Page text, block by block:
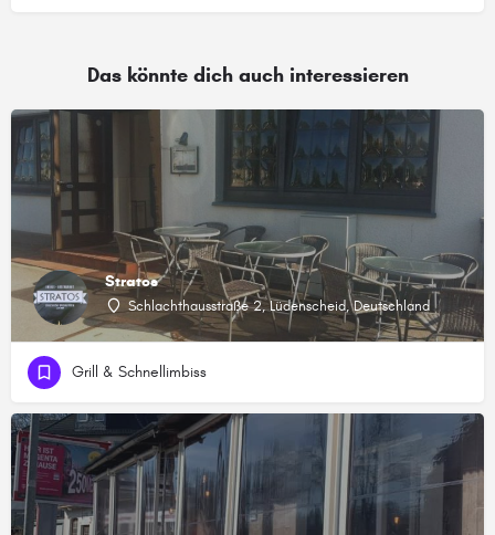
Das könnte dich auch interessieren
Stratos
Schlachthausstraße 2, Lüdenscheid, Deutschland
Grill & Schnellimbiss